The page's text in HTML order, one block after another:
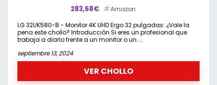
283,58€
Amazon
LG 32UK580-B - Monitor 4K UHD Ergo 32 pulgadas: ¿Vale la
pena este chollo? Introducción Si eres un profesional que
trabaja a diario frente a un monitor o un ...
septiembre 13, 2024
VER CHOLLO